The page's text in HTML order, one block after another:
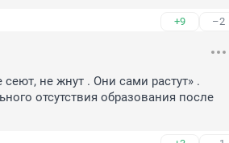
+9 –2
не жнут . Они сами растут» .
отсутствия образования после